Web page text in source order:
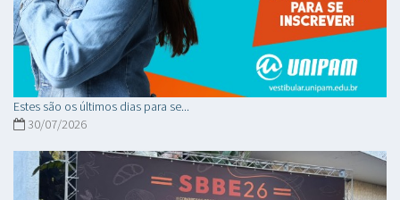
Estes são os últimos dias para se...
30/07/2026